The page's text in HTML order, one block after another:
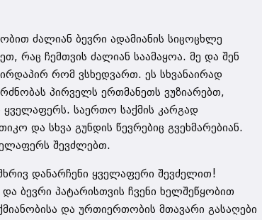
ძალიან ბევრი ადამიანის სიცოცხლე
რაც ჩემთვის ძალიან საამაყოა. მე და შენ
რომ ვსხედვართ. ეს სხვანაირად
პირველს ერთმანეთს ვუზიარებთ,
ყველაფერს. საერთო საქმის კარგად
და სხვა გუნდის წევრებიც გვეხმარებიან.
შევძლებთ.
დანარჩენი ყველაფერი შევძელით!
ბევრი პატარისთვის ჩვენი ხელშეწყობით
და ურთიერთობის მთავარი გასაღები